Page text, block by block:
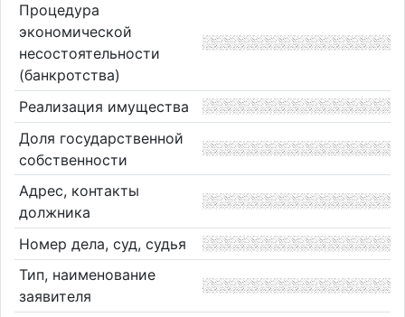
Процедура
экономической
несостоятельности
(банкротства)
Реализация имущества
Доля государственной
собственности
Адрес, контакты
должника
Номер дела, суд, судья
Тип, наименование
заявителя